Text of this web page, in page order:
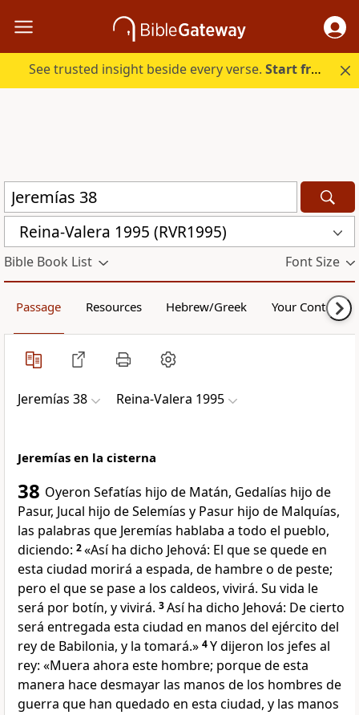
See trusted insight beside every verse.Start free.
Reina-Valera 1995 (RVR1995)
Bible Book List Font Size
Passage Resources Hebrew/Greek Your Content
Jeremías 38 Reina-Valera 1995
Jeremías en la cisterna
38 Oyeron Sefatías hijo de Matán, Gedalías hijo de
Pasur, Jucal hijo de Selemías y Pasur hijo de Malquías,
las palabras que Jeremías hablaba a todo el pueblo,
diciendo: 2«Así ha dicho Jehová: El que se quede en
esta ciudad morirá a espada, de hambre o de peste;
pero el que se pase a los caldeos, vivirá. Su vida le
será por botín, y vivirá. 3Así ha dicho Jehová: De cierto
será entregada esta ciudad en manos del ejército del
rey de Babilonia, y la tomará.» 4Y dijeron los jefes al
rey: «Muera ahora este hombre; porque de esta
manera hace desmayar las manos de los hombres de
guerra que han quedado en esta ciudad, y las manos